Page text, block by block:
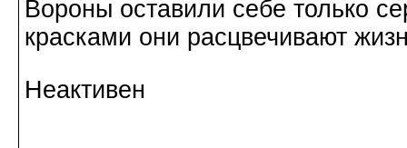
Вороны оставили себе только
красками они расцвечивают
Неактивен